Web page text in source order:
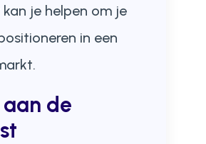
kan je helpen om je
in een
aan de